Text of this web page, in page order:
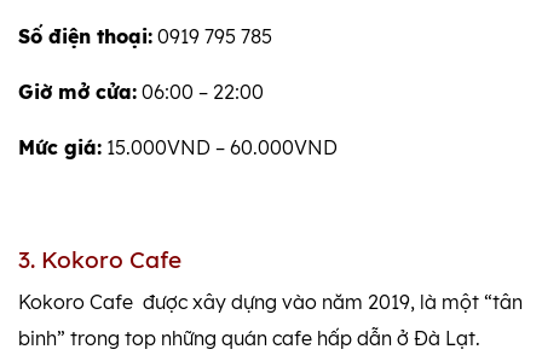
Số điện thoại: 0919 795 785
Giờ mở cửa: 06:00 – 22:00
Mức giá: 15.000VND – 60.000VND
3. Kokoro Cafe
Kokoro Cafe được xây dựng vào năm 2019, là một “tân
binh” trong top những quán cafe hấp dẫn ở Đà Lạt.